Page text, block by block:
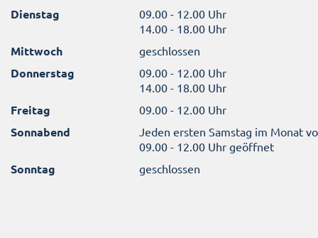
Dienstag
09.00 - 12.00 Uhr
14.00 - 18.00 Uhr
Mittwoch geschlossen
Donnerstag
09.00 - 12.00 Uhr
14.00 - 18.00 Uhr
Freitag 09.00 - 12.00 Uhr
Sonnabend
Jeden ersten Samstag im Monat
09.00 - 12.00 Uhr geöffnet
Sonntag geschlossen